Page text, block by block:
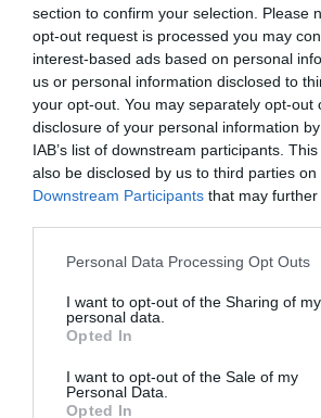
section to confirm your selection. Please
opt-out request is processed you may
interest-based ads based on personal
us or personal information disclosed to
your opt-out. You may separately opt-out
disclosure of your personal information
IAB’s list of downstream participants.
also be disclosed by us to third parties on
Downstream Participants that may
Personal Data Processing Opt Outs
I want to opt-out of the Sharing of my
personal data.
Opted In
I want to opt-out of the Sale of my
Personal Data.
Opted In
κινδυνεύει να μείνει εκτός».
χώρα υπάρχει τεχνολογική
μπορούμε να σταθούμε στα πόδια
τεχνογνωσία που υπάρχει στη χώρα
πετύχουμε τον στόχο του ψηφιακού
μετασχηματισμού»
PREV POST
Με την υποστήριξη